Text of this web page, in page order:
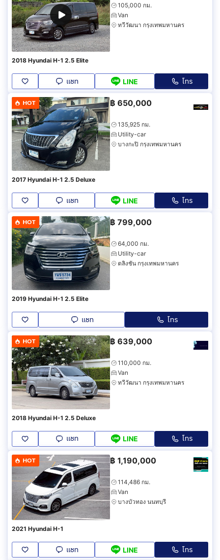
105,000 กม.
Van
ทวีวัฒนา กรุงเทพมหานคร
2018 Hyundai H-1 2.5 Elite
แชท LINE โทร
HOT ฿ 650,000
135,925 กม.
Utility-car
บางกะปิ กรุงเทพมหานคร
2017 Hyundai H-1 2.5 Deluxe
แชท LINE โทร
HOT ฿ 799,000
64,000 กม.
Utility-car
ตลิ่งชัน กรุงเทพมหานคร
2019 Hyundai H-1 2.5 Elite
แชท โทร
HOT ฿ 639,000
110,000 กม.
Van
ทวีวัฒนา กรุงเทพมหานคร
2018 Hyundai H-1 2.5 Deluxe
แชท LINE โทร
HOT ฿ 1,190,000
114,486 กม.
Van
บางบัวทอง นนทบุรี
2021 Hyundai H-1
แชท LINE โทร